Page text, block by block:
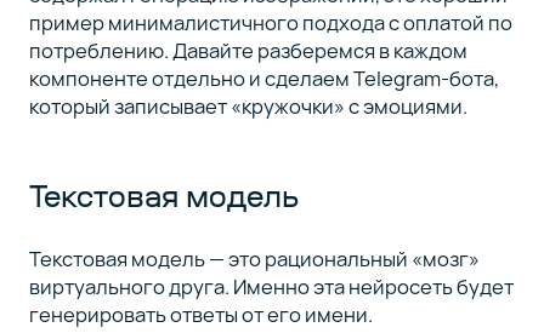
пример минималистичного подхода с оплатой по
потреблению. Давайте разберемся в каждом
компоненте отдельно и сделаем Telegram-бота,
который записывает «кружочки» с эмоциями.
Текстовая модель
Текстовая модель — это рациональный «мозг»
виртуального друга. Именно эта нейросеть будет
генерировать ответы от его имени.